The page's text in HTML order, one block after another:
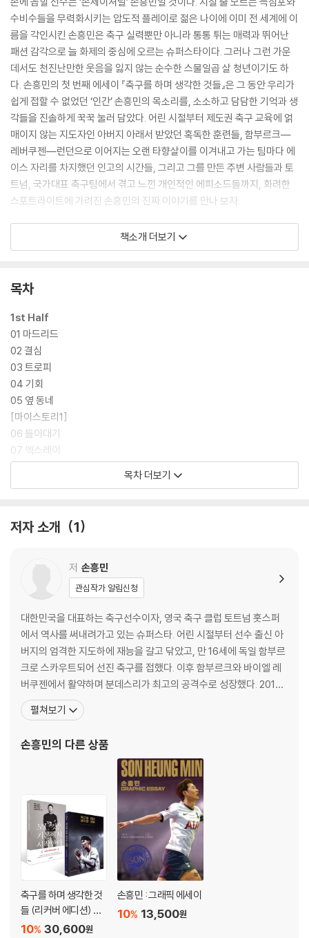
수비수들을 무력화시키는 압도적 플레이로 젊은 나이에 이미 전 세계에 이
름을 각인시킨 손흥민은 축구 실력뿐만 아니라 통통 튀는 매력과 뛰어난
패션 감각으로 늘 화제의 중심에 오르는 슈퍼스타이다. 그러나 그런 가운
데서도 천진난만한 웃음을 잃지 않는 순수한 스물일곱 살 청년이기도 하
다. 손흥민의 첫 번째 에세이 『축구를 하며 생각한 것들』은 그 동안 우리가
쉽게 접할 수 없었던 ‘인간’ 손흥민의 목소리를, 소소하고 담담한 기억과 생
각들을 진솔하게 꾹꾹 눌러 담았다. 어린 시절부터 제도권 축구 교육에 얽
매이지 않는 지도자인 아버지 아래서 받았던 혹독한 훈련들, 함부르크―
레버쿠젠―런던으로 이어지는 오랜 타향살이를 이겨내고 가는 팀마다 에
이스 자리를 차지했던 인고의 시간들, 그리고 그를 만든 주변 사람들과 토
트넘, 국가대표 축구팀에서 겪고 느낀 개인적인 에피소드들까지, 화려한
스포트라이트에 가려진 손흥민의 진짜 이야기를 만나 보자.
『축구를 하며 생각한 것들 ― 리커버에디션』은 여기에 더해 미처 전하지
못했던 이야기들을 채워 넣었다. 함부르크로 넘어가는 과정에서 스카우트
처음 해외로 발 딛는 과정에서 느끼고 생각한 것들이 추가됐다. 첫 분데스
소드는 어디서도 볼 수 없었던 재미있는 에피소드가 될 예정이다. 또한, 익
히 알려진 아버지와의 지옥훈련 후 돌아온 독일에서의 반응, 독일에서 겪
었던 편견과 싸우며 느낀 것들, 처음 토트넘에 입성하여 유니폼을 받았을
때의 소감 등 책 곳곳에 손흥민이 느꼈던 그 당시의 감정들을 더욱 디테일
하게 수록했다.
책소개 더보기
목차
1st Half
01 마드리드
02 결심
03 트로피
04 기회
05 옆 동네
[마이스토리1]
06 들이대기
07 엑스레이
08 노트북
11 롤러코스터
13 챔피언스리그
15 패기
[마이스토리 3]
2nd Half
16 자리
17 다운언더
18 협상
19 런던 일상 I
[마이스토리 4]
23 반등
24 공부
25 런던 일상 II
[마이스토리 5]
26 롱패스
27 팀
28 기로
29 의외
30 VAR
목차 더보기
저자 소개 1
저 손흥민
관심작가 알림신청
대한민국을 대표하는 축구선수이자, 영국 축구 클럽 토트넘 홋스퍼
에서 역사를 써내려가고 있는 슈퍼스타. 어린 시절부터 선수 출신 아
버지의 엄격한 지도하에 재능을 갈고 닦았고, 만 16세에 독일 함부르
크로 스카우트되어 선진 축구를 접했다. 이후 함부르크와 바이엘 레
버쿠젠에서 활약하며 분데스리가 최고의 공격수로 성장했다. 2015
년 아시아 출신 축구선수 역대 최고 이적료 기록을 경신하며 영국 프
리미어리그의 토트넘 홋스퍼로 이적했다. 토트넘에서는 더욱 기량이
맹활약을 펼치며 명실상부 토트넘의 에이스이자 월드클래스 공격수
펼쳐보기
손흥민의 다른 상품
축구를 하며 생각한 것
들 (리커버 에디션) +
모든 것은 기본에서 시
30,600원
10%
손흥민 : 그래픽 에세이
13,500원
10%